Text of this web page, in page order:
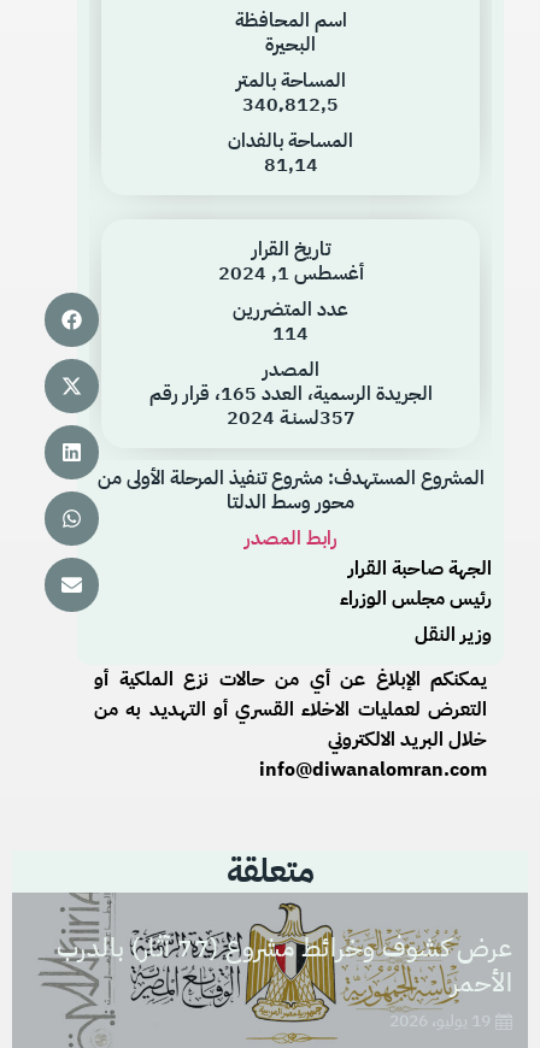
اسم المحافظة
البحيرة
المساحة بالمتر
340٬812٫5
المساحة بالفدان
81٫14
تاريخ القرار
أغسطس 1, 2024
عدد المتضررين
114
المصدر
الجريدة الرسمية، العدد 165، قرار رقم
357لسنـة 2024
المشروع المستهدف: مشروع تنفيذ المرحلة الأولى من
محور وسط الدلتا
رابط المصدر
الجهة صاحبة القرار
رئيس مجلس الوزراء
وزير النقل
يمكنكم الإبلاغ عن أي من حالات نزع الملكية أو
التعرض لعمليات الاخلاء القسري أو التهديد به من
خلال البريد الالكتروني
info@diwanalomran.com
متعلقة
عرض كشوف وخرائط مشروع (77 آثار) بالدرب
الأحمر
19 يوليو، 2026